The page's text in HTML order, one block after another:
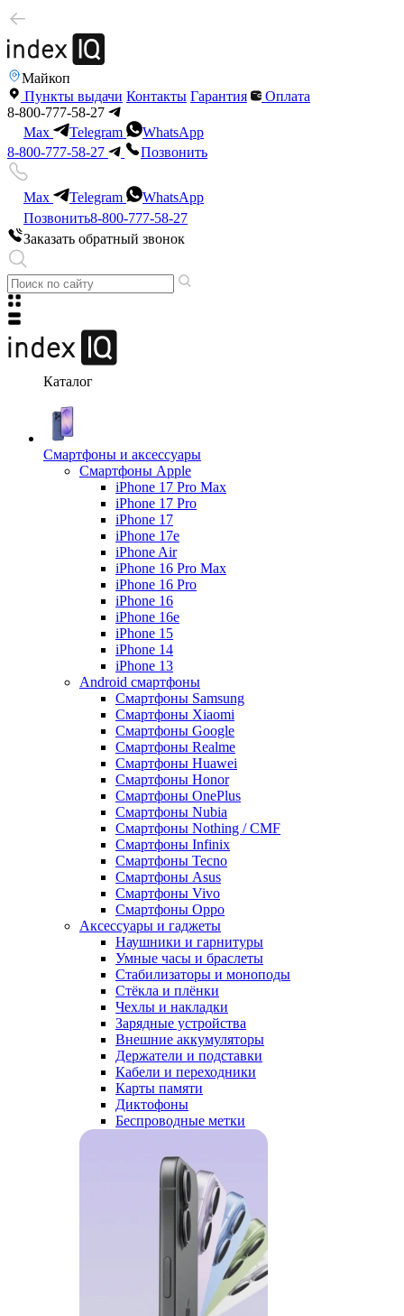
Майкоп
Пункты выдачи Контакты Гарантия
Оплата
8-800-777-58-27
Max
Telegram
WhatsApp
8-800-777-58-27
Позвонить
Max Telegram
WhatsApp
Позвонить8-800-777-58-27
Заказать обратный звонок
Каталог
Смартфоны и аксессуары
Смартфоны Apple
iPhone 17 Pro Max
iPhone 17 Pro
iPhone 17
iPhone 17e
iPhone Air
iPhone 16 Pro Max
iPhone 16 Pro
iPhone 16
iPhone 16e
iPhone 15
iPhone 14
iPhone 13
Android cмартфоны
Смартфоны Samsung
Смартфоны Xiaomi
Смартфоны Google
Смартфоны Realme
Смартфоны Huawei
Смартфоны Honor
Смартфоны OnePlus
Смартфоны Nubia
Смартфоны Nothing / CMF
Смартфоны Infinix
Смартфоны Tecno
Смартфоны Asus
Смартфоны Vivo
Смартфоны Oppo
Аксессуары и гаджеты
Наушники и гарнитуры
Умные часы и браслеты
Стабилизаторы и моноподы
Стёкла и плёнки
Чехлы и накладки
Зарядные устройства
Внешние аккумуляторы
Держатели и подставки
Кабели и переходники
Карты памяти
Диктофоны
Беспроводные метки